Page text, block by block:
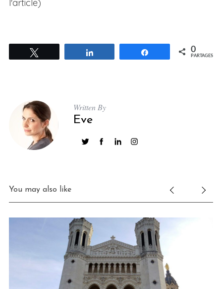
l'article)
Partagez 0
PARTAGES
Written By
Eve
You may also like